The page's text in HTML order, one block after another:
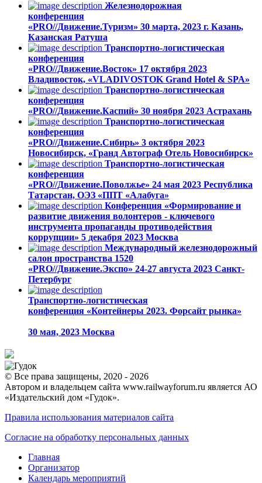
Железнодорожная
конференция
«PRO//Движение.Туризм» 30 марта, 2023 г. Казань,
Казанская Ратуша
Транспортно-логистическая
конференция
«PRO//Движение.Восток» 17 октября 2023
Владивосток, «VLADIVOSTOK Grand Hotel & SPA»
Транспортно-логистическая
конференция
«PRO//Движение.Каспий» 30 ноября 2023 Астрахань
Транспортно-логистическая
конференция
«PRO//Движение.Сибирь» 3 октября 2023
Новосибирск, «Гранд Автограф Отель Новосибирск»
Транспортно-логистическая
конференция
«PRO//Движение.Поволжье» 24 мая 2023 Республика
Татарстан, ОЭЗ «ППТ «Алабуга»
Конференция «Формирование и
развитие движения волонтеров - ключевого
инструмента пропаганды противодействия
коррупции» 5 декабря 2023 Москва
Международный железнодорожный
салон пространства 1520
«PRO//Движение.Экспо» 24-27 августа 2023 Санкт-
Петербург
Транспортно-логистическая
конференция «Контейнеры 2023. Форсайт рынка»
30 мая, 2023 Москва
© Все права защищены, 2020 - 2026
Автором и владельцем сайта www.railwayforum.ru является АО
«Издательский дом «Гудок».
Правила использования материалов сайта
Согласие на обработку персональных данных
Главная
Организатор
Календарь мероприятий